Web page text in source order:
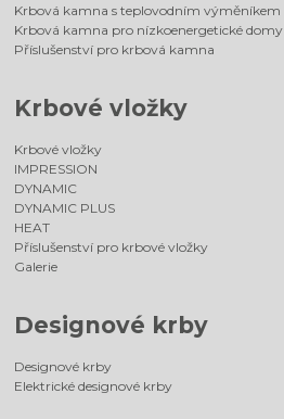
Krbová kamna s teplovodním výměníkem
Krbová kamna pro nízkoenergetické domy
Příslušenství pro krbová kamna
Krbové vložky
Krbové vložky
IMPRESSION
DYNAMIC
DYNAMIC PLUS
HEAT
Příslušenství pro krbové vložky
Galerie
Designové krby
Designové krby
Elektrické designové krby